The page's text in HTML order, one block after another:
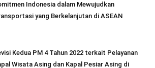
Indonesia dalam Mewujudkan
yang Berkelanjutan di ASEAN
Kedua PM 4 Tahun 2022 terkait Pelayanan
Wisata Asing dan Kapal Pesiar Asing di